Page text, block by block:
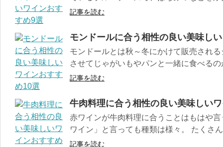
記事を読む
モンドールに合う相性の良い美味し
モンドールとは秋～冬にかけて販売され
させてじゃがいもやパンと一緒に食べる
記事を読む
牛肉料理に合う相性の良い美味しい
赤ワインが牛肉料理に合うことはもはや
ワイン」と言っても種類は様々。 たくさ
記事を読む